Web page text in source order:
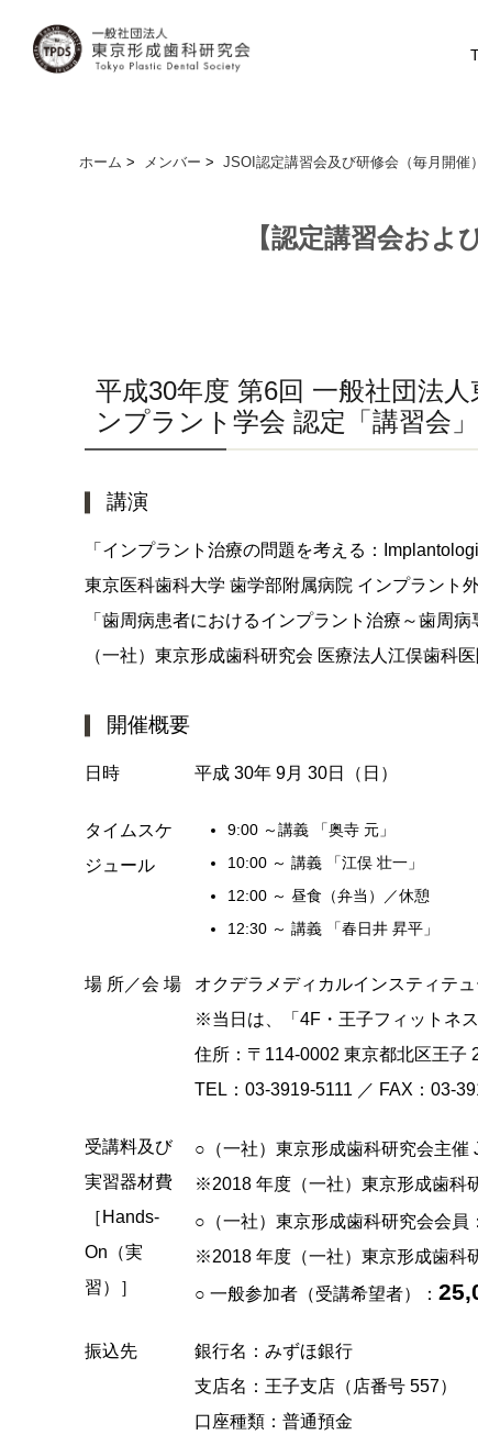
ホーム > メンバー > JSOI認定講習会及び研修会（毎月開催）
【認定講習会お
平成30年度 第6回 一般社団法
ンプラント学会 認定「講習会
講演
「インプラント治療の問題を考える：
東京医科歯科大学 歯学部附属病院 インプラント
「歯周病患者におけるインプラント治療～歯周病
（一社）東京形成歯科研究会 医療法人江俣歯科
開催概要
日時 平成 30年 9月 30日（日）
タイムスケ
ジュール
9:00 ～講義 「奥寺 元」
10:00 ～ 講義 「江俣 壮一」
12:00 ～ 昼食（弁当）／休憩
12:30 ～ 講義 「春日井 昇平」
場 所／会 場
オクデラメディカルインスティテュ
※当日は、「4F・王子フィットネ
住所：〒114-0002 東京都北区王子
TEL：03-3919-5111 ／ FAX：03-
受講料及び
実習器材費
［Hands-
On（実
習）］
○（一社）東京形成歯科研究会主催
※2018 年度（一社）東京形成歯科
○（一社）東京形成歯科研究会会員：
※2018 年度（一社）東京形成歯科
○ 一般参加者（受講希望者）：
振込先
銀行名：みずほ銀行
支店名：王子支店（店番号 557）
口座種類：普通預金